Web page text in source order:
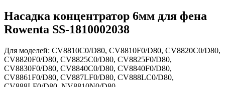
Насадка концентратор 6мм для фена
Rowenta SS-1810002038
Для моделей: CV8810C0/D80, CV8810F0/D80, CV8820C0/D80,
CV8820F0/D80, CV8825C0/D80, CV8825F0/D80,
CV8830F0/D80, CV8840C0/D80, CV8840F0/D80,
CV8861F0/D80, CV887LF0/D80, CV888LC0/D80,